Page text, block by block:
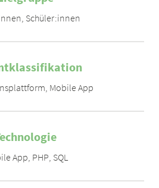
, Schüler:innen
, Mobile App
App, PHP, SQL